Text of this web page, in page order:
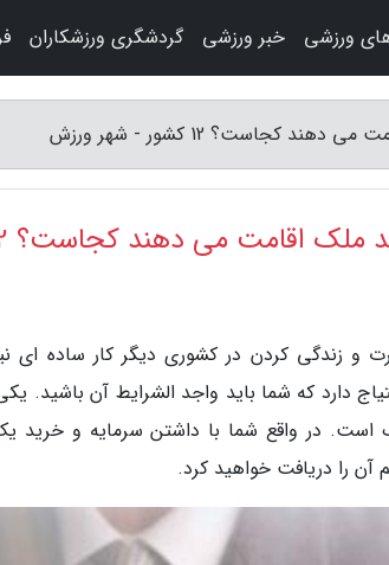
کجاست؟ 12 کشور - شهر ورزش
اقامت می دهند کجاست؟ 12 کشور
و زندگی کردن در کشوری دیگر کار ساده ای
دارد که شما باید واجد الشرایط آن باشید.
در واقع شما با داشتن سرمایه و
آن را دریافت خواهید کرد.
ورزشی خبر ورزشی گردشگری ورزشکاران